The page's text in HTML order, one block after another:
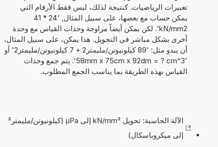
تعبيرات الرياضيات. كنتيجة لذلك، ليس فقط الأرقام التي
يمكن حساب مع بعضها، على سبيل المثال, '24 * 41
kN/mm2'. لكن يمكن أيضاً مزاوجة وحدات القياس مع وحدة
أخرى بشكل مباشر في التحويل. هذا يمكن، على سبيل المثال،
أن يبدو مثل: '89 كيلونيوتن/مليمتر2 + 7 كيلونيوتن/مليمتر2' أو
'58mm x 75cm x 92dm = ? cm^3'. يتم جمع وحدات
القياس بهذه الطريقة بما يناسب الجمع المطلوب.
الآلة الحاسبة: تحويل kN/mm² إلى µPa (كيلونيوتن/مليمتر²
إلى ميكروباسكال)